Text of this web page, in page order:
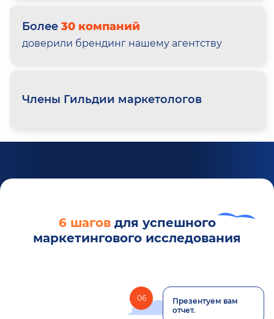
Более 30 компаний
доверили брендинг нашему агентству
Члены Гильдии маркетологов
6 шаговдля успешного
маркетингового исследования
06
Презентуем вам
отчет.